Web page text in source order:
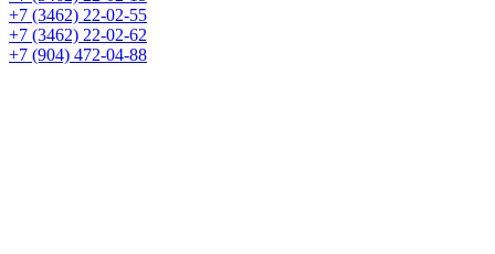
+7 (3462) 22-02-55
+7 (3462) 22-02-62
+7 (904) 472-04-88